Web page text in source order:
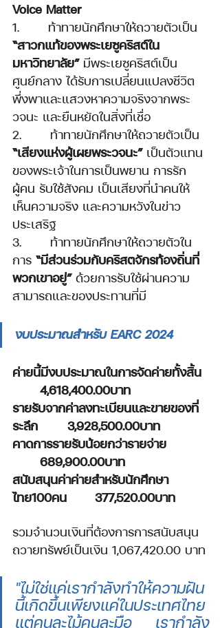
Voice Matter
1.       ท้าทายนักศึกษาให้ถวายตัวเป็น
“สาวกแท้ของพระเยซูคริสต์ใน
มหาวิทยาลัย” มีพระเยซูคริสต์เป็น
ศูนย์กลาง ได้รับการเปลี่ยนแปลงชีวิต
พึ่งพาและแสวงหาความจริงจากพระ
วจนะ และยืนหยัดในสิ่งที่เชื่อ
2.       ท้าทายนักศึกษาให้ถวายตัวเป็น
“เสียงแห่งผู้เผยพระวจนะ” เป็นตัวแทน
ของพระเจ้าในการเป็นพยาน การรัก
ผู้คน รับใช้สังคม เป็นเสียงที่นำคนให้
เห็นความจริง และความหวังในข่าว
ประเสริฐ
3.       ท้าทายนักศึกษาให้ถวายตัวใน
การ “มีส่วนร่วมกับคริสตจักรท้องถิ่นที่
พวกเขาอยู่” ด้วยการรับใช้ผ่านความ
สามารถและของประทานที่มี
งบประมาณสำหรับ EARC 2024
ค่ายนี้มีงบประมาณในการจัดค่ายทั้งสิ้น
	4,618,400.00บาท
รายรับจากค่าลงทะเบียนและขายของที่
ระลึก 	3,928,500.00บาท
คาดการรายรับน้อยกว่ารายจ่าย
689,900.00บาท
สนับสนุนค่าค่ายสำหรับนักศึกษา
ไทย100คน 	377,520.00บาท
รวมจำนวนเงินที่ต้องการการสนับสนุน
ถวายทรัพย์เป็นเงิน 1,067,420.00 บาท
"ไม่ใช่แค่เรากำลังทำให้ความฝัน
นี้เกิดขึ้นเพียงแค่ในประเทศไทย
แต่คนละไม้คนละมือ เรากำลัง